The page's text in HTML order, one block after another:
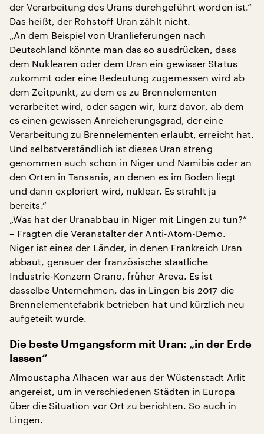
der Verarbeitung des Urans durchgeführt worden ist.“
Das heißt, der Rohstoff Uran zählt nicht.
„An dem Beispiel von Uranlieferungen nach
Deutschland könnte man das so ausdrücken, dass
dem Nuklearen oder dem Uran ein gewisser Status
zukommt oder eine Bedeutung zugemessen wird ab
dem Zeitpunkt, zu dem es zu Brennelementen
verarbeitet wird, oder sagen wir, kurz davor, ab dem
es einen gewissen Anreicherungsgrad, der eine
Verarbeitung zu Brennelementen erlaubt, erreicht hat.
Und selbstverständlich ist dieses Uran streng
genommen auch schon in Niger und Namibia oder an
den Orten in Tansania, an denen es im Boden liegt
und dann exploriert wird, nuklear. Es strahlt ja
bereits.“
„Was hat der Uranabbau in Niger mit Lingen zu tun?“
– Fragten die Veranstalter der Anti-Atom-Demo.
Niger ist eines der Länder, in denen Frankreich Uran
abbaut, genauer der französische staatliche
Industrie-Konzern Orano, früher Areva. Es ist
dasselbe Unternehmen, das in Lingen bis 2017 die
Brennelementefabrik betrieben hat und kürzlich neu
aufgeteilt wurde.
Die beste Umgangsform mit Uran: „in der Erde
lassen“
Almoustapha Alhacen war aus der Wüstenstadt Arlit
angereist, um in verschiedenen Städten in Europa
über die Situation vor Ort zu berichten. So auch in
Lingen.